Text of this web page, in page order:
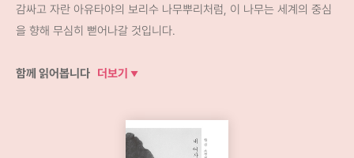
감싸고 자란 아유타야의 보리수 나무뿌리처럼, 이 나무는 세계의 중심
을 향해 무심히 뻗어나갈 것입니다.
함께 읽어봅니다 더보기